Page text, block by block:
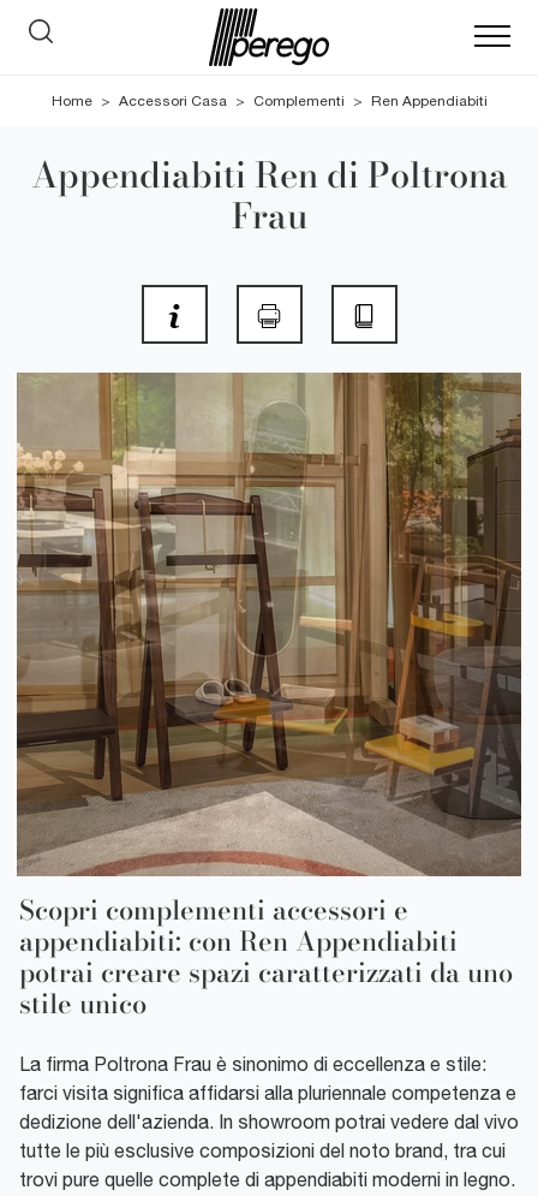
Home > Accessori Casa > Complementi > Ren Appendiabiti
Appendiabiti Ren di Poltrona
Frau
Scopri complementi accessori e
appendiabiti: con Ren Appendiabiti
potrai creare spazi caratterizzati da uno
stile unico
La firma Poltrona Frau è sinonimo di eccellenza e stile:
farci visita significa affidarsi alla pluriennale competenza e
dedizione dell'azienda. In showroom potrai vedere dal vivo
tutte le più esclusive composizioni del noto brand, tra cui
trovi pure quelle complete di appendiabiti moderni in legno.